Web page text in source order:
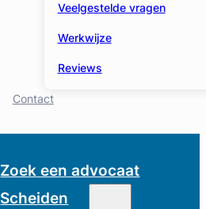
Veelgestelde vragen
Werkwijze
Reviews
Contact
Zoek een advocaat
Scheiden